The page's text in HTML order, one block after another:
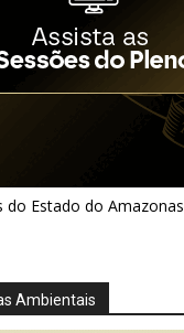
do Estado do Amazonas
Ambientais